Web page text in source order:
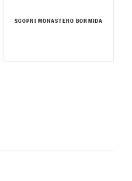
SCOPRI MONASTERO BORMIDA